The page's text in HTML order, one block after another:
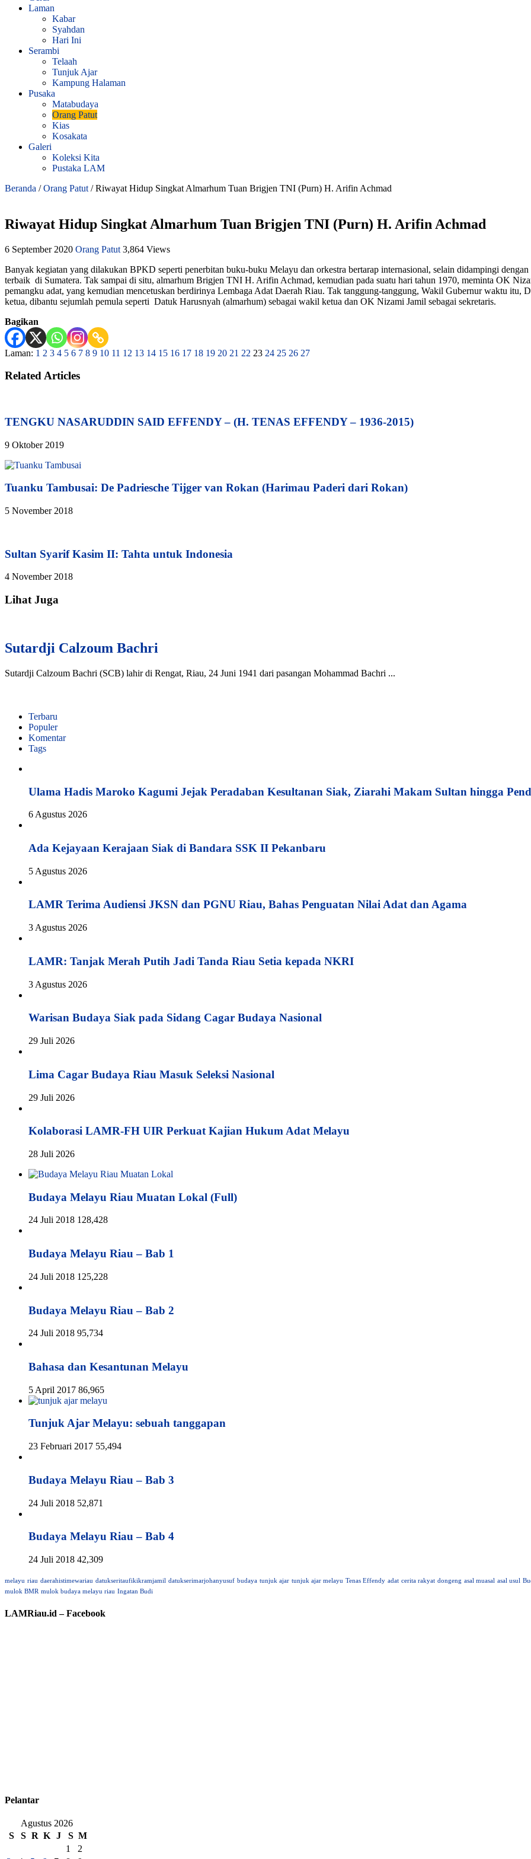
Laman
Kabar
Syahdan
Hari Ini
Serambi
Telaah
Tunjuk Ajar
Kampung Halaman
Pusaka
Matabudaya
Orang Patut
Kias
Kosakata
Galeri
Koleksi Kita
Pustaka LAM
Beranda / Orang Patut / Riwayat Hidup Singkat Almarhum Tuan Brigjen TNI (Purn) H. Arifin Achmad
Riwayat Hidup Singkat Almarhum Tuan Brigjen TNI (Purn) H. Arifin Achmad
6 September 2020 Orang Patut 3,864 Views
Banyak kegiatan yang dilakukan BPKD seperti penerbitan buku-buku Melayu dan orkestra bertarap internasional, selain didampingi
terbaik di Sumatera. Tak sampai di situ, almarhum Brigjen TNI H. Arifin Achmad, kemudian pada suatu hari tahun 1970, meminta OK
pemangku adat, yang kemudian mencetuskan berdirinya Lembaga Adat Daerah Riau. Tak tanggung-tanggung, Wakil Gubernur waktu itu,
ketua, dibantu sejumlah pemula seperti Datuk Harusnyah (almarhum) sebagai wakil ketua dan OK Nizami Jamil sebagai sekretaris.
Bagikan
Laman: 1 2 3 4 5 6 7 8 9 10 11 12 13 14 15 16 17 18 19 20 21 22 23 24 25 26 27
Related Articles
TENGKU NASARUDDIN SAID EFFENDY – (H. TENAS EFFENDY – 1936-2015)
9 Oktober 2019
Tuanku Tambusai: De Padriesche Tijger van Rokan (Harimau Paderi dari Rokan)
5 November 2018
Sultan Syarif Kasim II: Tahta untuk Indonesia
4 November 2018
Lihat Juga
Sutardji Calzoum Bachri
Sutardji Calzoum Bachri (SCB) lahir di Rengat, Riau, 24 Juni 1941 dari pasangan Mohammad Bachri ...
Terbaru
Populer
Komentar
Tags
Ulama Hadis Maroko Kagumi Jejak Peradaban Kesultanan Siak, Ziarahi Makam Sultan hingga
6 Agustus 2026
Ada Kejayaan Kerajaan Siak di Bandara SSK II Pekanbaru
5 Agustus 2026
LAMR Terima Audiensi JKSN dan PGNU Riau, Bahas Penguatan Nilai Adat dan Agama
3 Agustus 2026
LAMR: Tanjak Merah Putih Jadi Tanda Riau Setia kepada NKRI
3 Agustus 2026
Warisan Budaya Siak pada Sidang Cagar Budaya Nasional
29 Juli 2026
Lima Cagar Budaya Riau Masuk Seleksi Nasional
29 Juli 2026
Kolaborasi LAMR-FH UIR Perkuat Kajian Hukum Adat Melayu
28 Juli 2026
Budaya Melayu Riau Muatan Lokal (Full)
24 Juli 2018 128,428
Budaya Melayu Riau – Bab 1
24 Juli 2018 125,228
Budaya Melayu Riau – Bab 2
24 Juli 2018 95,734
Bahasa dan Kesantunan Melayu
5 April 2017 86,965
Tunjuk Ajar Melayu: sebuah tanggapan
23 Februari 2017 55,494
Budaya Melayu Riau – Bab 3
24 Juli 2018 52,871
Budaya Melayu Riau – Bab 4
24 Juli 2018 42,309
melayu riau daerahistimewariau datukseritaufikikramjamil datukserimarjohanyusuf budaya tunjuk ajar tunjuk ajar melayu Tenas Effendy adat cerita rakyat dongeng asal muasal asal usul
mulok BMR mulok budaya melayu riau Ingatan Budi
LAMRiau.id – Facebook
Pelantar
Agustus 2026
S
S R K J S M
1
2